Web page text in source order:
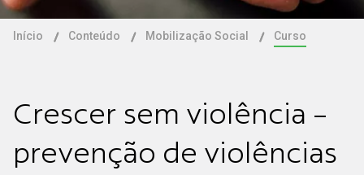
Início Conteúdo Mobilização Social Curso
Crescer sem violência -
prevenção de violências